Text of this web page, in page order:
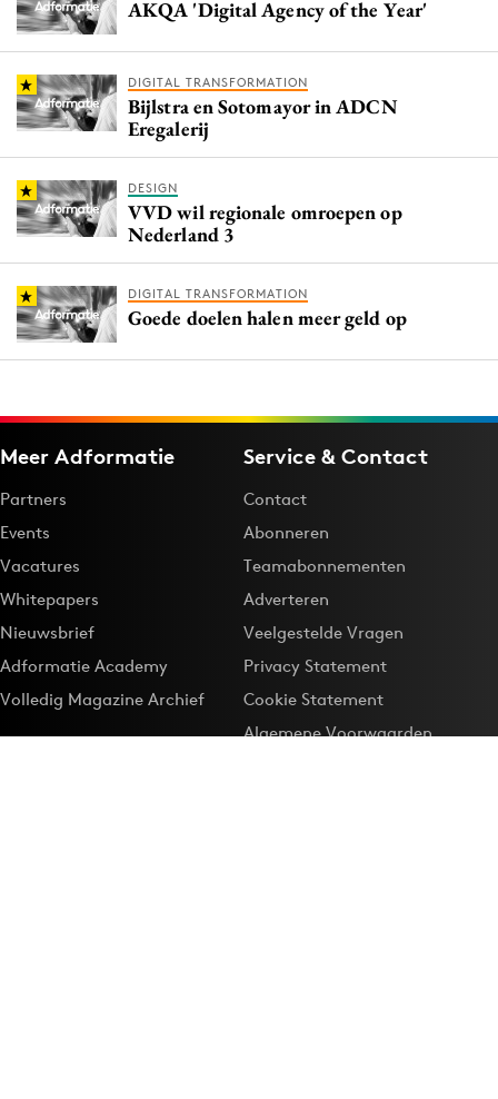
AKQA 'Digital Agency of the Year'
DIGITAL TRANSFORMATION
Bijlstra en Sotomayor in ADCN
Eregalerij
DESIGN
VVD wil regionale omroepen op
Nederland 3
DIGITAL TRANSFORMATION
Goede doelen halen meer geld op
Meer Adformatie
Partners
Events
Vacatures
Whitepapers
Nieuwsbrief
Adformatie Academy
Volledig Magazine Archief
Service & Contact
Contact
Abonneren
Teamabonnementen
Adverteren
Veelgestelde Vragen
Privacy Statement
Cookie Statement
Algemene Voorwaarden